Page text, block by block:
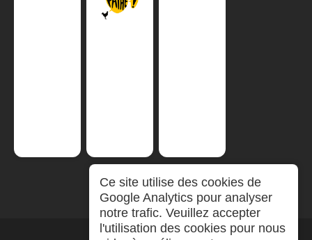
Ce site utilise des cookies de
Google Analytics pour analyser
notre trafic. Veuillez accepter
l'utilisation des cookies pour nous